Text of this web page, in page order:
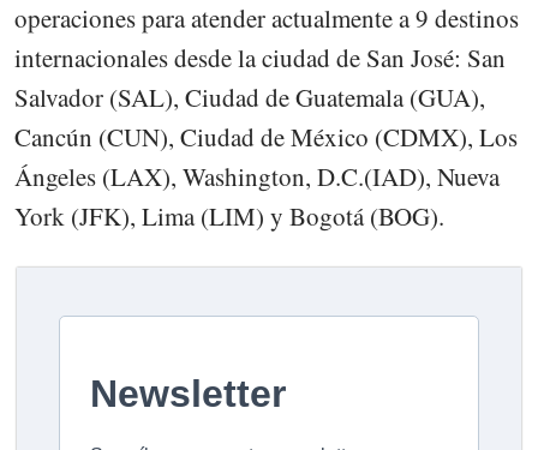
operaciones para atender actualmente a 9 destinos
internacionales desde la ciudad de San José: San
Salvador (SAL), Ciudad de Guatemala (GUA),
Cancún (CUN), Ciudad de México (CDMX), Los
Ángeles (LAX), Washington, D.C.(IAD), Nueva
York (JFK), Lima (LIM) y Bogotá (BOG).